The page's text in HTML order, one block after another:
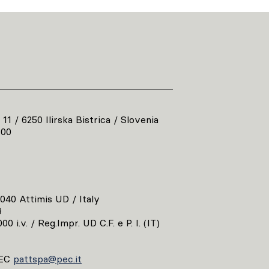
11 / 6250 Ilirska Bistrica / Slovenia
Attimis UD / Italy
i.v. / Reg.Impr. UD C.F. e P. I. (IT)
pattspa@pec.it